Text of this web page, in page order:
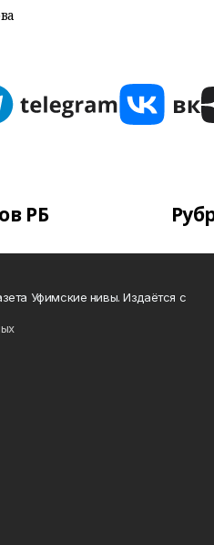
РБ
Уфимские нивы. Издаётся с